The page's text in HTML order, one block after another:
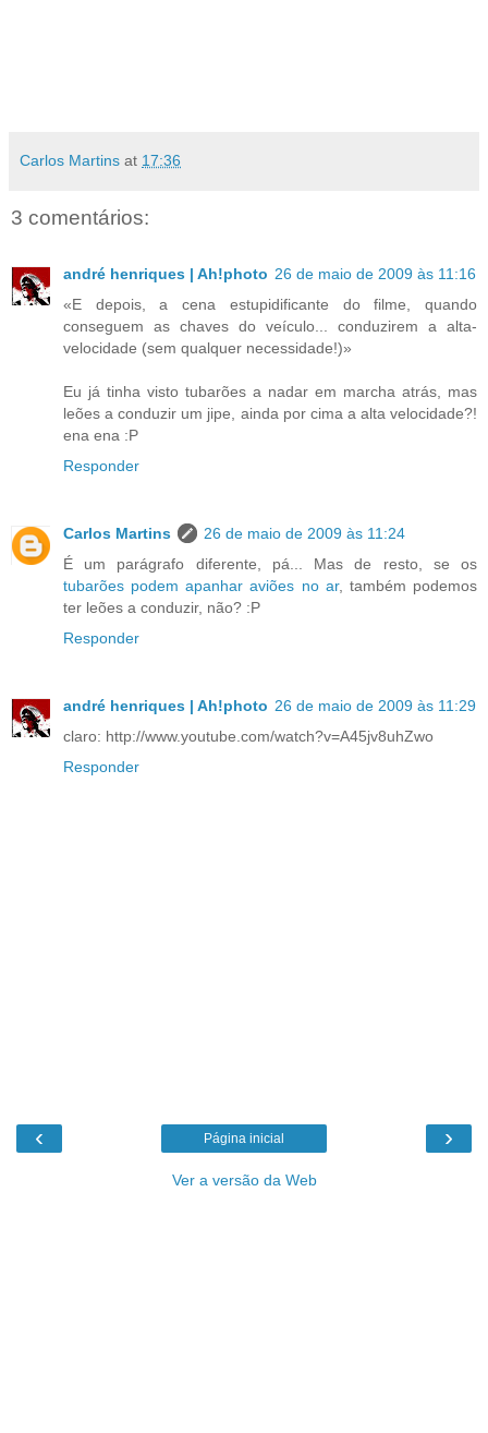
Carlos Martins at 17:36
3 comentários:
andré henriques | Ah!photo 26 de maio de 2009 às 11:16
«E depois, a cena estupidificante do filme, quando
conseguem as chaves do veículo... conduzirem a alta-
velocidade (sem qualquer necessidade!)»
Eu já tinha visto tubarões a nadar em marcha atrás, mas
leões a conduzir um jipe, ainda por cima a alta velocidade?!
ena ena :P
Responder
Carlos Martins
26 de maio de 2009 às 11:24
É um parágrafo diferente, pá... Mas de resto, se os
tubarões podem apanhar aviões no ar, também podemos
ter leões a conduzir, não? :P
Responder
andré henriques | Ah!photo 26 de maio de 2009 às 11:29
claro: http://www.youtube.com/watch?v=A45jv8uhZwo
Responder
‹ ›
Página inicial
Ver a versão da Web